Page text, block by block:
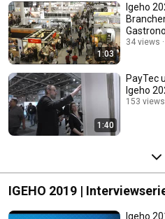
1:03
Igeho
34 views
1:40
PayTec
Igeho
153 views
IGEHO 2019 |
Igeho